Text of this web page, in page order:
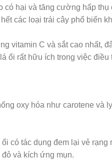
có hại và tăng cường hấp
các loại trái cây phổ biến
vitamin C và sắt cao nhất,
ổi rất hữu ích trong việc
oxy hóa như carotene
có tác dụng đem lại vẻ
và kích ứng mụn.